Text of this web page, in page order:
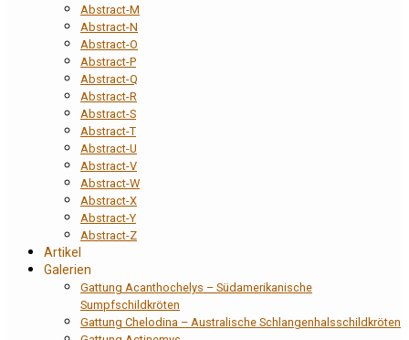
Abstract-M
Abstract-N
Abstract-O
Abstract-P
Abstract-Q
Abstract-R
Abstract-S
Abstract-T
Abstract-U
Abstract-V
Abstract-W
Abstract-X
Abstract-Y
Abstract-Z
Artikel
Galerien
Gattung Acanthochelys – Südamerikanische
Sumpfschildkröten
Gattung Chelodina – Australische Schlangenhalsschildkröten